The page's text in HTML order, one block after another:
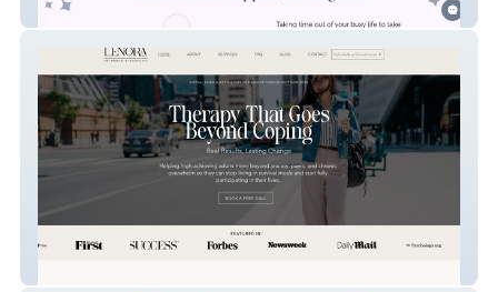
Equilibrium Psych